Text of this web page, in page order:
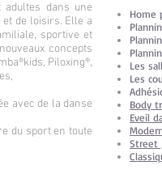
Home
Les
Les
Body
Eveil
Street
adultes dans une
de loisirs. Elle a
sportive et
concepts
Piloxing®,
avec de la danse
du sport en toute